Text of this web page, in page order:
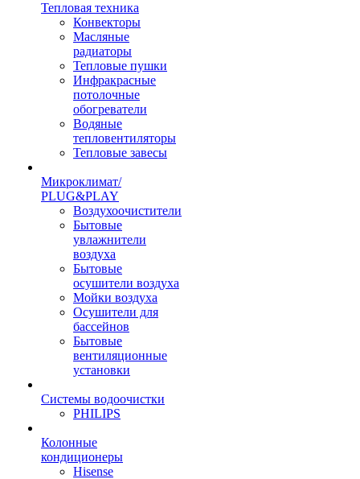
Тепловая техника
Конвекторы
Масляные
радиаторы
Тепловые пушки
Инфракрасные
потолочные
обогреватели
Водяные
тепловентиляторы
Тепловые завесы
Микроклимат/
PLUG&PLAY
Воздухоочистители
Бытовые
увлажнители
воздуха
Бытовые
осушители воздуха
Мойки воздуха
Осушители для
бассейнов
Бытовые
вентиляционные
установки
Системы водоочистки
PHILIPS
Колонные
кондиционеры
Hisense